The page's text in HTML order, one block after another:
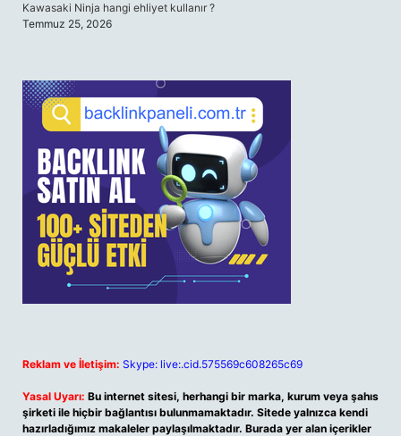
Kawasaki Ninja hangi ehliyet kullanır ?
Temmuz 25, 2026
Reklam ve İletişim: Skype: live:.cid.575569c608265c69
Yasal Uyarı: Bu internet sitesi, herhangi bir marka, kurum veya şahıs
şirketi ile hiçbir bağlantısı bulunmamaktadır. Sitede yalnızca kendi
hazırladığımız makaleler paylaşılmaktadır. Burada yer alan içerikler